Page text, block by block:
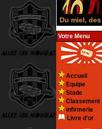
Du miel,
Votre Menu
Accueil
Equipe
Stade
Classement
infirmerie
Livre d'or